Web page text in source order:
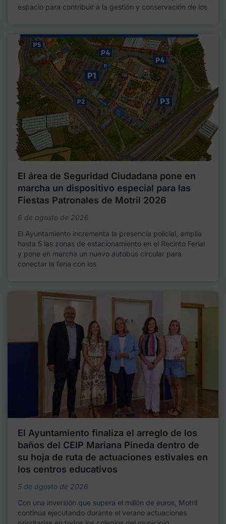
espacio para contribuir a la gestión y conservación de los
El área de Seguridad Ciudadana pone en
marcha un dispositivo especial para las
Fiestas Patronales de Motril 2026
6 de agosto de 2026
El Ayuntamiento incrementa la presencia policial, amplía
hasta 5 las zonas de estacionamiento en el Recinto Ferial
y pone en marcha un nuevo autobús circular para
conectar la feria con los
El Ayuntamiento finaliza el arreglo de los
baños del CEIP Mariana Pineda dentro de
su hoja de ruta de actuaciones estivales en
los centros educativos
5 de agosto de 2026
Con una inversión que supera el millón de euros, Motril
continúa ejecutando durante el verano actuaciones